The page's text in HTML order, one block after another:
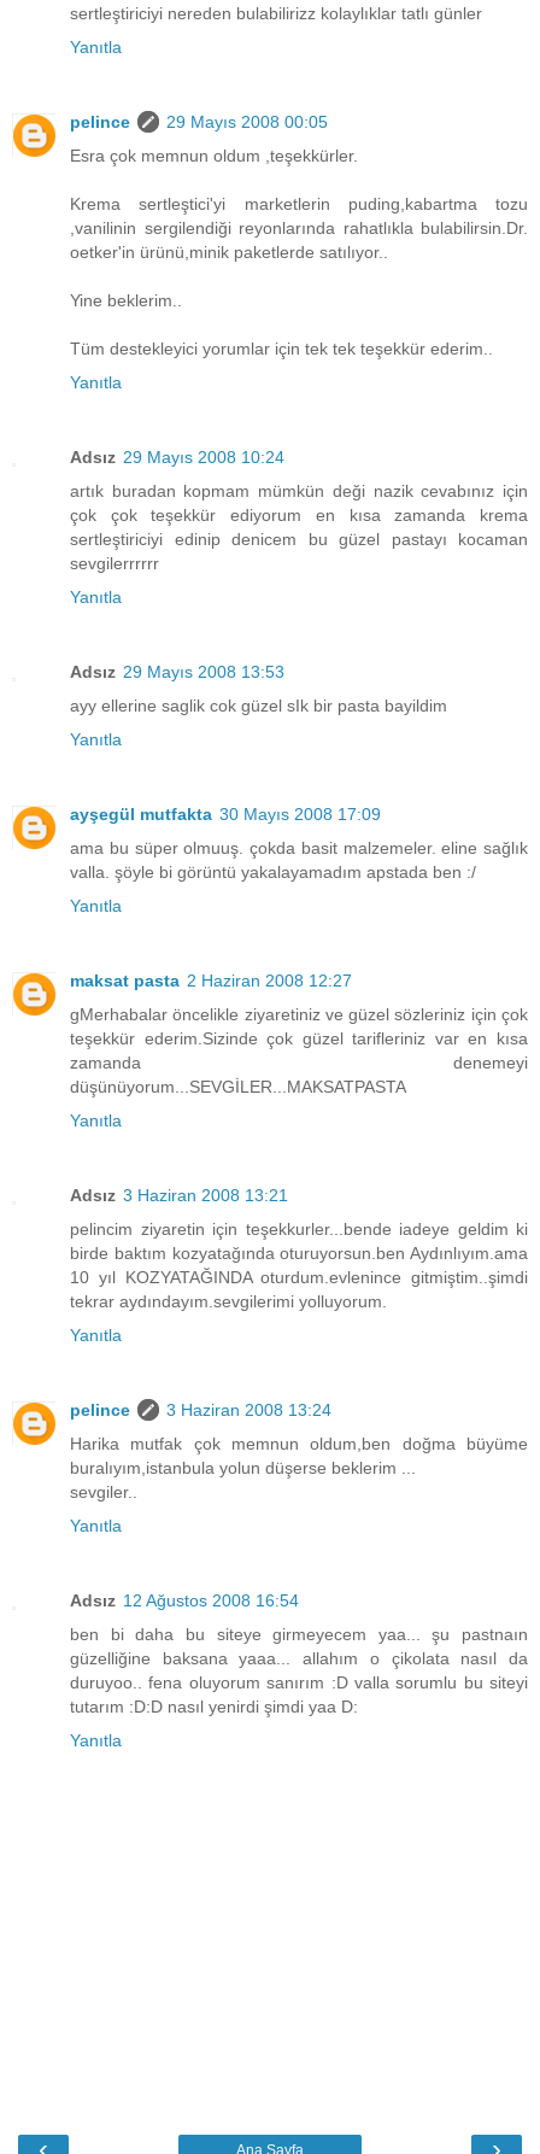
sertleştiriciyi nereden bulabilirizz kolaylıklar tatlı günler
Yanıtla
pelince
29 Mayıs 2008 00:05
Esra çok memnun oldum ,teşekkürler.
Krema sertleştici'yi marketlerin puding,kabartma tozu
,vanilinin sergilendiği reyonlarında rahatlıkla bulabilirsin.Dr.
oetker'in ürünü,minik paketlerde satılıyor..
Yine beklerim..
Tüm destekleyici yorumlar için tek tek teşekkür ederim..
Yanıtla
Adsız 29 Mayıs 2008 10:24
artık buradan kopmam mümkün deği nazik cevabınız için
çok çok teşekkür ediyorum en kısa zamanda krema
sertleştiriciyi edinip denicem bu güzel pastayı kocaman
sevgilerrrrrr
Yanıtla
Adsız 29 Mayıs 2008 13:53
ayy ellerine saglik cok güzel sIk bir pasta bayildim
Yanıtla
ayşegül mutfakta 30 Mayıs 2008 17:09
ama bu süper olmuuş. çokda basit malzemeler. eline sağlık
valla. şöyle bi görüntü yakalayamadım apstada ben :/
Yanıtla
maksat pasta 2 Haziran 2008 12:27
gMerhabalar öncelikle ziyaretiniz ve güzel sözleriniz için çok
teşekkür ederim.Sizinde çok güzel tarifleriniz var en kısa
zamanda denemeyi
düşünüyorum...SEVGİLER...MAKSATPASTA
Yanıtla
Adsız 3 Haziran 2008 13:21
pelincim ziyaretin için teşekkurler...bende iadeye geldim ki
birde baktım kozyatağında oturuyorsun.ben Aydınlıyım.ama
10 yıl KOZYATAĞINDA oturdum.evlenince gitmiştim..şimdi
tekrar aydındayım.sevgilerimi yolluyorum.
Yanıtla
pelince
3 Haziran 2008 13:24
Harika mutfak çok memnun oldum,ben doğma büyüme
buralıyım,istanbula yolun düşerse beklerim ...
sevgiler..
Yanıtla
Adsız 12 Ağustos 2008 16:54
ben bi daha bu siteye girmeyecem yaa... şu pastnaın
güzelliğine baksana yaaa... allahım o çikolata nasıl da
duruyoo.. fena oluyorum sanırım :D valla sorumlu bu siteyi
tutarım :D:D nasıl yenirdi şimdi yaa D:
Yanıtla